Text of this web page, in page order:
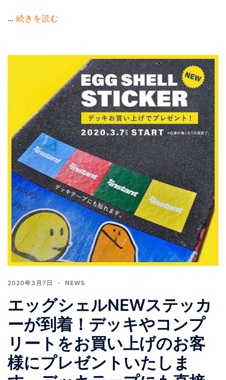
... 続きを読む
2020年3月7日 NEWS
エッグシェルNEWステッカ
ーが到着！デッキやコンプ
リートをお買い上げのお客
様にプレゼントいたしま